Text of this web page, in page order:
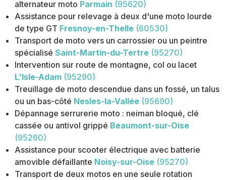
alternateur moto Parmain (95620)
Assistance pour relevage à deux d'une moto lourde
de type GT Fresnoy-en-Thelle (60530)
Transport de moto vers un carrossier ou un peintre
spécialisé Saint-Martin-du-Tertre (95270)
Intervention sur route de montagne, col ou lacet
L'Isle-Adam (95290)
Treuillage de moto descendue dans un fossé, un talus
ou un bas-côté Nesles-la-Vallée (95690)
Dépannage serrurerie moto : neiman bloqué, clé
cassée ou antivol grippé Beaumont-sur-Oise
(95260)
Assistance pour scooter électrique avec batterie
amovible défaillante Noisy-sur-Oise (95270)
Transport de deux motos en une seule rotation